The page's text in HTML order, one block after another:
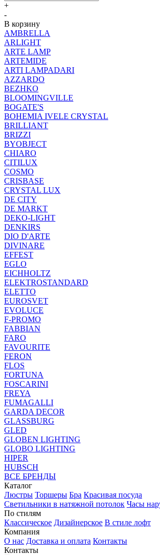
+
-
В корзину
AMBRELLA
ARLIGHT
ARTE LAMP
ARTEMIDE
ARTI LAMPADARI
AZZARDO
BEZHKO
BLOOMINGVILLE
BOGATE'S
BOHEMIA IVELE CRYSTAL
BRILLIANT
BRIZZI
BYOBJECT
CHIARO
CITILUX
COSMO
CRISBASE
CRYSTAL LUX
DE CITY
DE MARKT
DEKO-LIGHT
DENKIRS
DIO D'ARTE
DIVINARE
EFFEST
EGLO
EICHHOLTZ
ELEKTROSTANDARD
ELETTO
EUROSVET
EVOLUCE
F-PROMO
FABBIAN
FARO
FAVOURITE
FERON
FLOS
FORTUNA
FOSCARINI
FREYA
FUMAGALLI
GARDA DECOR
GLASSBURG
GLED
GLOBEN LIGHTING
GLOBO LIGHTING
HIPER
HUBSCH
ВСЕ БРЕНДЫ
Каталог
Люстры Торшеры Бра Красивая посуда
Светильники в натяжной потолок Часы
По стилям
Классическое Дизайнерское В стиле лофт
Компания
О нас Доставка и оплата Контакты
Контакты